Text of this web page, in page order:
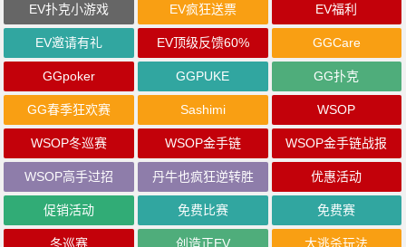
EV扑克小游戏 EV疯狂送票 EV福利
EV邀请有礼 EV顶级反馈60% GGCare
GGpoker GGPUKE GG扑克
GG春季狂欢赛 Sashimi WSOP
WSOP冬巡赛 WSOP金手链 WSOP金手链战报
WSOP高手过招 丹牛也疯狂逆转胜 优惠活动
促销活动 免费比赛 免费赛
冬巡赛 创造正EV 大逃杀玩法